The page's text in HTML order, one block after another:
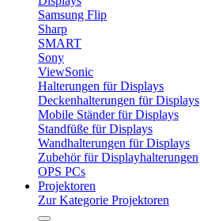
Samsung Flip
Sharp
SMART
Sony
ViewSonic
Halterungen für Displays
Deckenhalterungen für Displays
Mobile Ständer für Displays
Standfüße für Displays
Wandhalterungen für Displays
Zubehör für Displayhalterungen
OPS PCs
Projektoren
Zur Kategorie Projektoren